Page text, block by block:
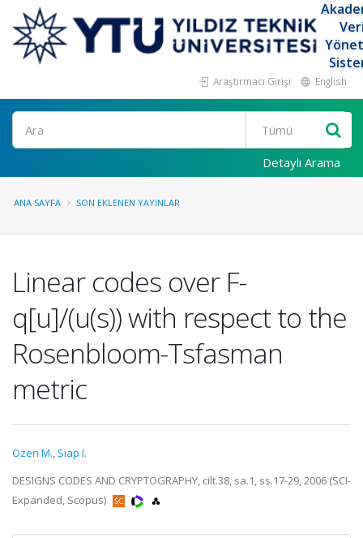
Araştırmacı Girişi English
Ara
Detaylı Arama
ANA SAYFA SON EKLENEN YAYINLAR
Linear codes over F-
q[u]/(u(s)) with respect to the
Rosenbloom-Tsfasman
metric
Ozen M., Siap I.
DESIGNS CODES AND CRYPTOGRAPHY, cilt.38, sa.1, ss.17-29, 2006 (SCI-
Expanded, Scopus)